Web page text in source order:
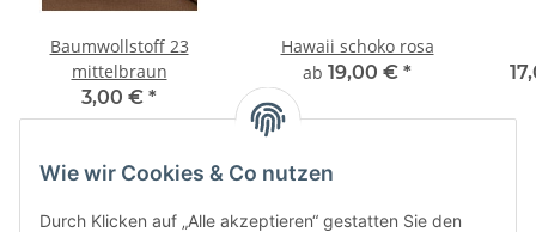
Baumwollstoff 23
mittelbraun
3,00 € *
Hawaii schoko rosa
ab 19,00 € *
Wie wir Cookies & Co nutzen
Durch Klicken auf „Alle akzeptieren“ gestatten Sie den